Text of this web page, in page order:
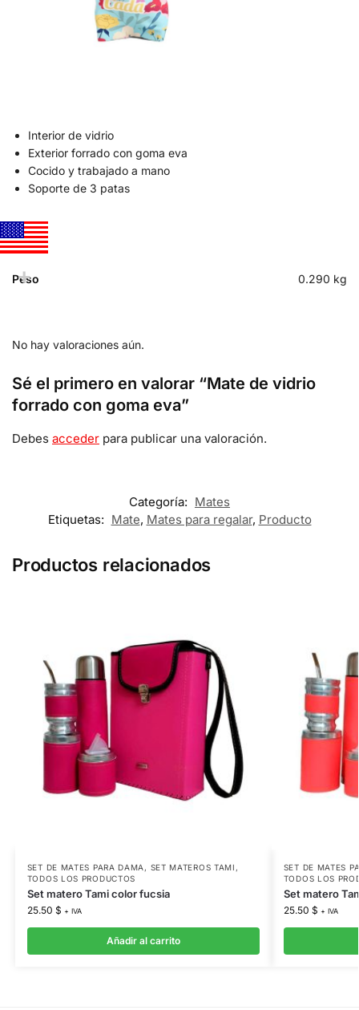
Interior de vidrio
Exterior forrado con goma eva
Cocido y trabajado a mano
Soporte de 3 patas
Peso 0.290 kg
No hay valoraciones aún.
Sé el primero en valorar “Mate de vidrio
forrado con goma eva”
Debes acceder para publicar una valoración.
Categoría: Mates
Etiquetas: Mate, Mates para regalar, Producto
Productos relacionados
SET DE MATES PARA DAMA , SET MATEROS TAMI ,
TODOS LOS PRODUCTOS
Set matero Tami color fucsia
25.50 $ + IVA
Añadir al carrito
SET DE MATES
TODOS LOS
Set matero
25.50 $ + IVA